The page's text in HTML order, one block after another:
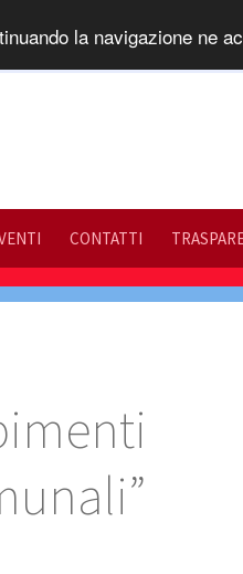
la navigazione ne
CONTATTI